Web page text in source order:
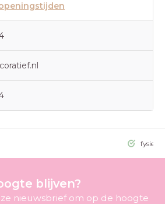
fysieke
blijven?
nieuwsbrief om op de hoogte